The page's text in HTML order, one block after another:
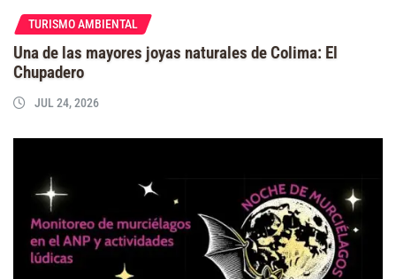
TURISMO AMBIENTAL
Una de las mayores joyas naturales de Colima: El
Chupadero
JUL 24, 2026